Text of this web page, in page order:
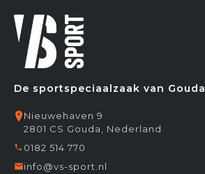
De sportspeciaalzaak van Gouda
Nieuwehaven 9
2801 CS Gouda, Nederland
0182 514 770
info@vs-sport.nl